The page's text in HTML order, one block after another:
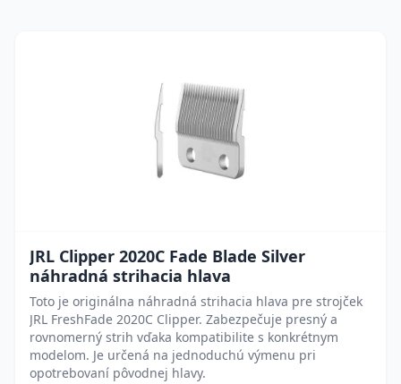
JRL Clipper 2020C Fade Blade Silver
náhradná strihacia hlava
Toto je originálna náhradná strihacia hlava pre strojček
JRL FreshFade 2020C Clipper. Zabezpečuje presný a
rovnomerný strih vďaka kompatibilite s konkrétnym
modelom. Je určená na jednoduchú výmenu pri
opotrebovaní pôvodnej hlavy.